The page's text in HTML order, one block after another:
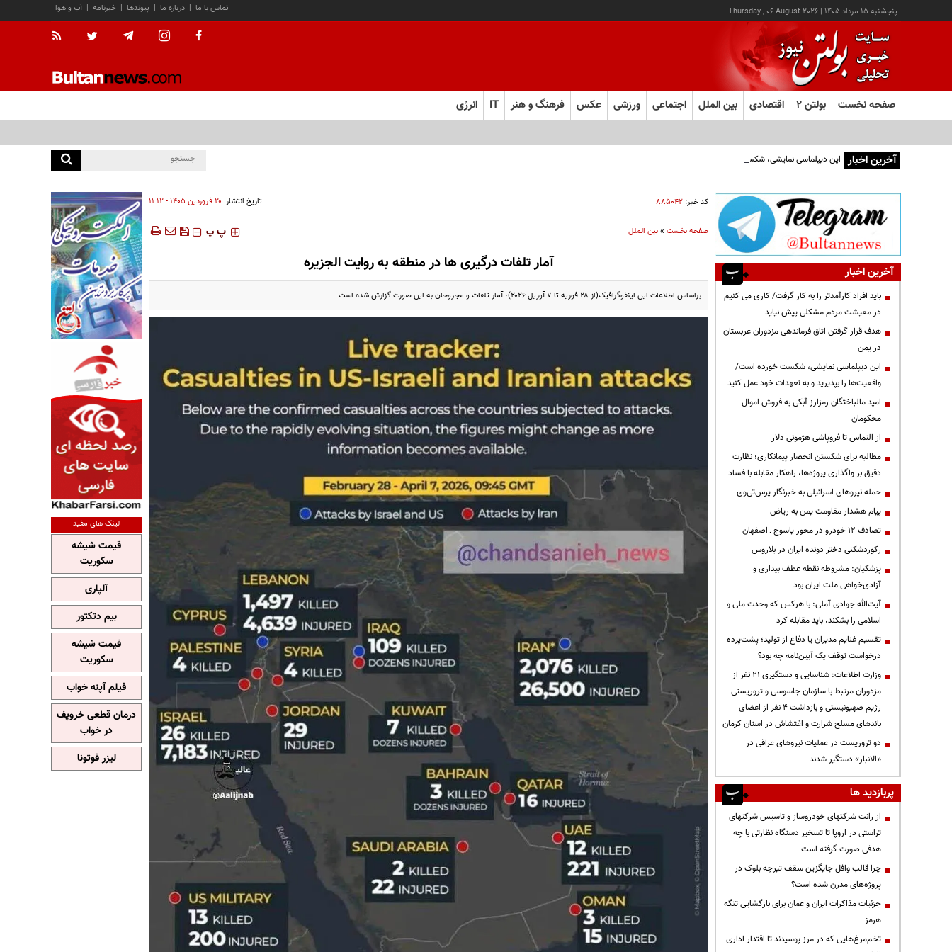
پنجشنبه ۱۵ مرداد ۱۴۰۵ |
Thursday , 06 August 2026 آب و هوا | خبرنامه | پیوندها | درباره ما | تماس با ما
صفحه نخست بولتن ۲ اقتصادی بین الملل اجتماعی ورزشی عکس فرهنگ و هنر IT انرژی
آخرین اخبار این دیپلماسی نمایشی، شکست خورده است/واقعیت‌ها را بپذیرید و به تعهدات خود عمل کنید
کد خبر: ۸۸۵۰۴۲ تاریخ انتشار: ۲۰ فروردين ۱۴۰۵ - ۱۱:۱۲
صفحه نخست»بین الملل ‍‍‍ پ پ
آمار تلفات درگیری‌ ها در منطقه به روایت الجزیره
براساس اطلاعات این اینفوگرافیک(از ۲۸ فوریه تا ۷ آوریل ۲۰۲۶)، آمار تلفات و مجروحان به این صورت گزارش شده است
آخرین اخبار
باید افراد کارآمدتر را به کار گرفت/ کاری می کنیم
در معیشت مردم مشکلی پیش نیاید
هدف قرار گرفتن اتاق‌ فرماندهی مزدوران عربستان
در یمن
این دیپلماسی نمایشی، شکست خورده است/
واقعیت‌ها را بپذیرید و به تعهدات خود عمل کنید
امید مالباختگان رمزارز آبکی به فروش اموال
محکومان
از التماس تا فروپاشی هژمونی دلار
مطالبه برای شکستن انحصار پیمانکاری؛ نظارت
دقیق بر واگذاری پروژه‌ها، راهکار مقابله با فساد
حمله نیروهای اسرائیلی به خبرنگار پرس‌تی‌وی
پیام هشدار مقاومت یمن به ریاض
تصادف ۱۲ خودرو در محور یاسوج ـ اصفهان
رکوردشکنی دختر دونده ایران در بلاروس
پزشکیان: مشروطه نقطه عطف بیداری و
آزادی‌خواهی ملت ایران بود
آیت‌الله جوادی آملی: با هرکس که وحدت ملی و
اسلامی را بشکند، باید مقابله کرد
تقسیم غنایم مدیران یا دفاع از تولید؛ پشت‌پرده
درخواست توقف یک آیین‌نامه چه بود؟
وزارت اطلاعات: شناسایی و دستگیری ۲۱ نفر از
مزدوران مرتبط با سازمان جاسوسی و تروریستی
رژیم صهیونیستی و بازداشت ۴ نفر از اعضای
باندهای مسلح شرارت و اغتشاش در استان کرمان
دو تروریست در عملیات نیروهای عراقی در
«الانبار» دستگیر شدند
پربازدید ها
از رانت‌ شرکتهای خودروساز و تاسیس شرکتهای
تراستی در اروپا تا تسخیر دستگاه نظارتی با چه
هدفی صورت گرفته است
چرا قالب وافل جایگزین سقف تیرچه بلوک در
پروژه‌های مدرن شده است؟
جزئیات مذاکرات ایران و عمان برای بازگشایی تنگه
هرمز
تخم‌مرغ‌هایی که در مرز پوسیدند تا اقتدار اداری
لینک های مفید
قیمت شیشه
سکوریت
آلپاری
بیم دتکتور
قیمت شیشه
سکوریت
فیلم آپنه خواب
درمان قطعی خروپف
در خواب
لیزر فوتونا